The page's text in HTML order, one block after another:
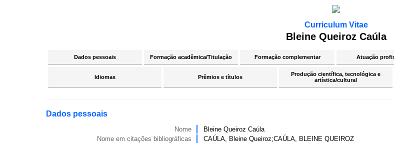
Curriculum Vitae
Bleine Queiroz Caúla
Dados pessoais Formação acadêmica/Titulação Formação complementar Atuação
Idiomas Prêmios e títulos
Produção científica, tecnológica e
artística/cultural
Dados pessoais
Nome
Bleine Queiroz Caúla
Nome em citações bibliográficas
CAÚLA, Bleine Queiroz;CAÚLA, BLEINE QUEIROZ